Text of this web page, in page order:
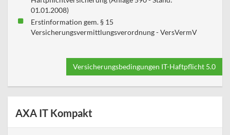
01.01.2008)
Erstinformation gem. § 15
Versicherungsvermittlungsverordnung - VersVermV
Versicherungsbedingungen IT-Haftpflicht 5.0
AXA IT Kompakt